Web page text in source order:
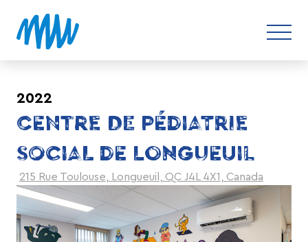
2022
CENTRE DE PÉDIATRIE
SOCIAL DE LONGUEUIL
215 Rue Toulouse, Longueuil, QC J4L 4X1, Canada